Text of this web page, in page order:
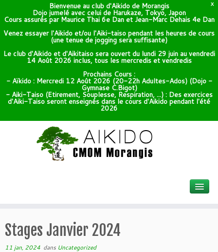
X
Bienvenue au club d'Aikido de Morangis
Dojo jumelé avec celui de Harukaze, Tokyo, Japon
Cours assurés par Maurice Thai 6e Dan et Jean-Marc Dehais 4e Dan
Venez essayer l'Aikido et/ou l'Aiki-taiso pendant les heures de cours
(une tenue de jogging sera suffisante)
Le club d'Aikido et d'Aikitaiso sera ouvert du lundi 29 juin au vendredi
14 Août 2026 inclus, tous les mercredis et vendredis
Prochains Cours :
- Aïkido : Mercredi 12 Août 2026 (20-22h Adultes-Ados) (Dojo -
Gymnase C.Bigot)
- Aiki-Taiso (Etirement, Souplesse, Respiration, ...) : Des exercices
d'Aiki-Taiso seront enseignés dans le cours d'Aikido pendant l'été
2026
Stages Janvier 2024
11 jan, 2024 dans Uncategorized